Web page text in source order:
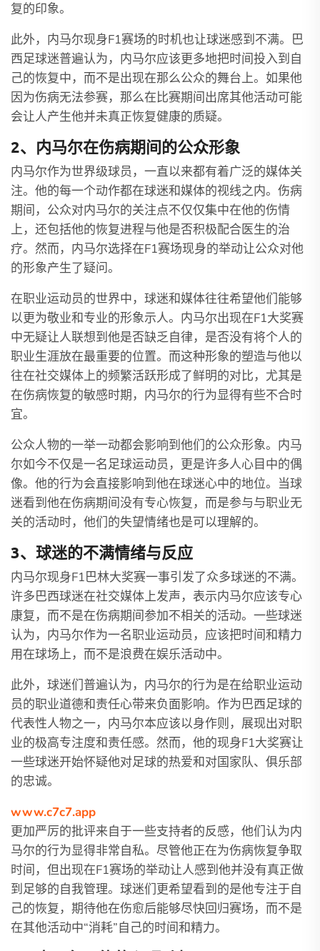
复的印象。
此外，内马尔现身F1赛场的时机也让球迷感到不满。巴
西足球迷普遍认为，内马尔应该更多地把时间投入到自
己的恢复中，而不是出现在那么公众的舞台上。如果他
因为伤病无法参赛，那么在比赛期间出席其他活动可能
会让人产生他并未真正恢复健康的质疑。
2、内马尔在伤病期间的公众形象
内马尔作为世界级球员，一直以来都有着广泛的媒体关
注。他的每一个动作都在球迷和媒体的视线之内。伤病
期间，公众对内马尔的关注点不仅仅集中在他的伤情
上，还包括他的恢复进程与他是否积极配合医生的治
疗。然而，内马尔选择在F1赛场现身的举动让公众对他
的形象产生了疑问。
在职业运动员的世界中，球迷和媒体往往希望他们能够
以更为敬业和专业的形象示人。内马尔出现在F1大奖赛
中无疑让人联想到他是否缺乏自律，是否没有将个人的
职业生涯放在最重要的位置。而这种形象的塑造与他以
往在社交媒体上的频繁活跃形成了鲜明的对比，尤其是
在伤病恢复的敏感时期，内马尔的行为显得有些不合时
宜。
公众人物的一举一动都会影响到他们的公众形象。内马
尔如今不仅是一名足球运动员，更是许多人心目中的偶
像。他的行为会直接影响到他在球迷心中的地位。当球
迷看到他在伤病期间没有专心恢复，而是参与与职业无
关的活动时，他们的失望情绪也是可以理解的。
3、球迷的不满情绪与反应
内马尔现身F1巴林大奖赛一事引发了众多球迷的不满。
许多巴西球迷在社交媒体上发声，表示内马尔应该专心
康复，而不是在伤病期间参加不相关的活动。一些球迷
认为，内马尔作为一名职业运动员，应该把时间和精力
用在球场上，而不是浪费在娱乐活动中。
此外，球迷们普遍认为，内马尔的行为是在给职业运动
员的职业道德和责任心带来负面影响。作为巴西足球的
代表性人物之一，内马尔本应该以身作则，展现出对职
业的极高专注度和责任感。然而，他的现身F1大奖赛让
一些球迷开始怀疑他对足球的热爱和对国家队、俱乐部
的忠诚。
www.c7c7.app
更加严厉的批评来自于一些支持者的反感，他们认为内
马尔的行为显得非常自私。尽管他正在为伤病恢复争取
时间，但出现在F1赛场的举动让人感到他并没有真正做
到足够的自我管理。球迷们更希望看到的是他专注于自
己的恢复，期待他在伤愈后能够尽快回归赛场，而不是
在其他活动中“消耗”自己的时间和精力。